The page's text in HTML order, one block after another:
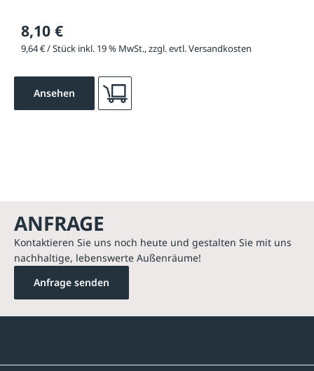
8,10 €
9,64 € / Stück inkl. 19 % MwSt., zzgl. evtl. Versandkosten
Ansehen
ANFRAGE
Kontaktieren Sie uns noch heute und gestalten Sie mit uns
nachhaltige, lebenswerte Außenräume!
Anfrage senden